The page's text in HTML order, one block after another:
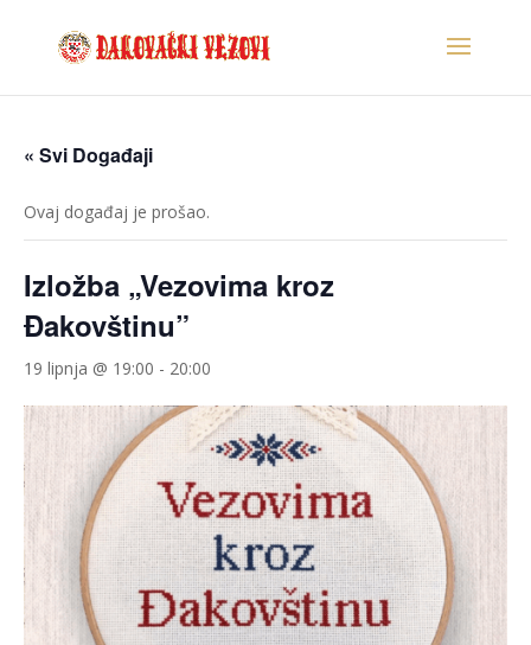
« Svi Događaji
Ovaj događaj je prošao.
Izložba „Vezovima kroz
Đakovštinu”
19 lipnja @ 19:00 - 20:00